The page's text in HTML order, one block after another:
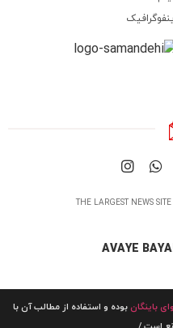
THE LARGEST NEWS
AVAYE
باینگانبوده و استفاده از مطالب آن با